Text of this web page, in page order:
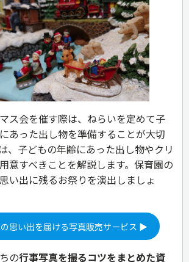
ス会を催す際は、ねらいを定めて子
あった出し物を準備することが大切
、子どもの年齢にあった出し物やクリ
意すべきことを解説します。保育園の
い出に残るお祭りを演出しましょ
思い出を届ける写真販売サービス ▶
の行事写真を撮るコツをまとめた資